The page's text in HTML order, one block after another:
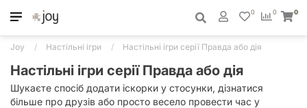
0
0 0
Joy Настільні ігри Настільні ігри серії Правда або дія
Настільні ігри серії Правда або дія
Шукаєте спосіб додати іскорки у стосунки, дізнатися
більше про друзів або просто весело провести час у